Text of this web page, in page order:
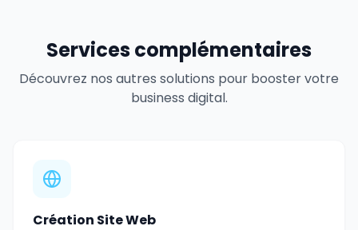
Services complémentaires
Découvrez nos autres solutions pour booster votre
business digital.
Création Site Web